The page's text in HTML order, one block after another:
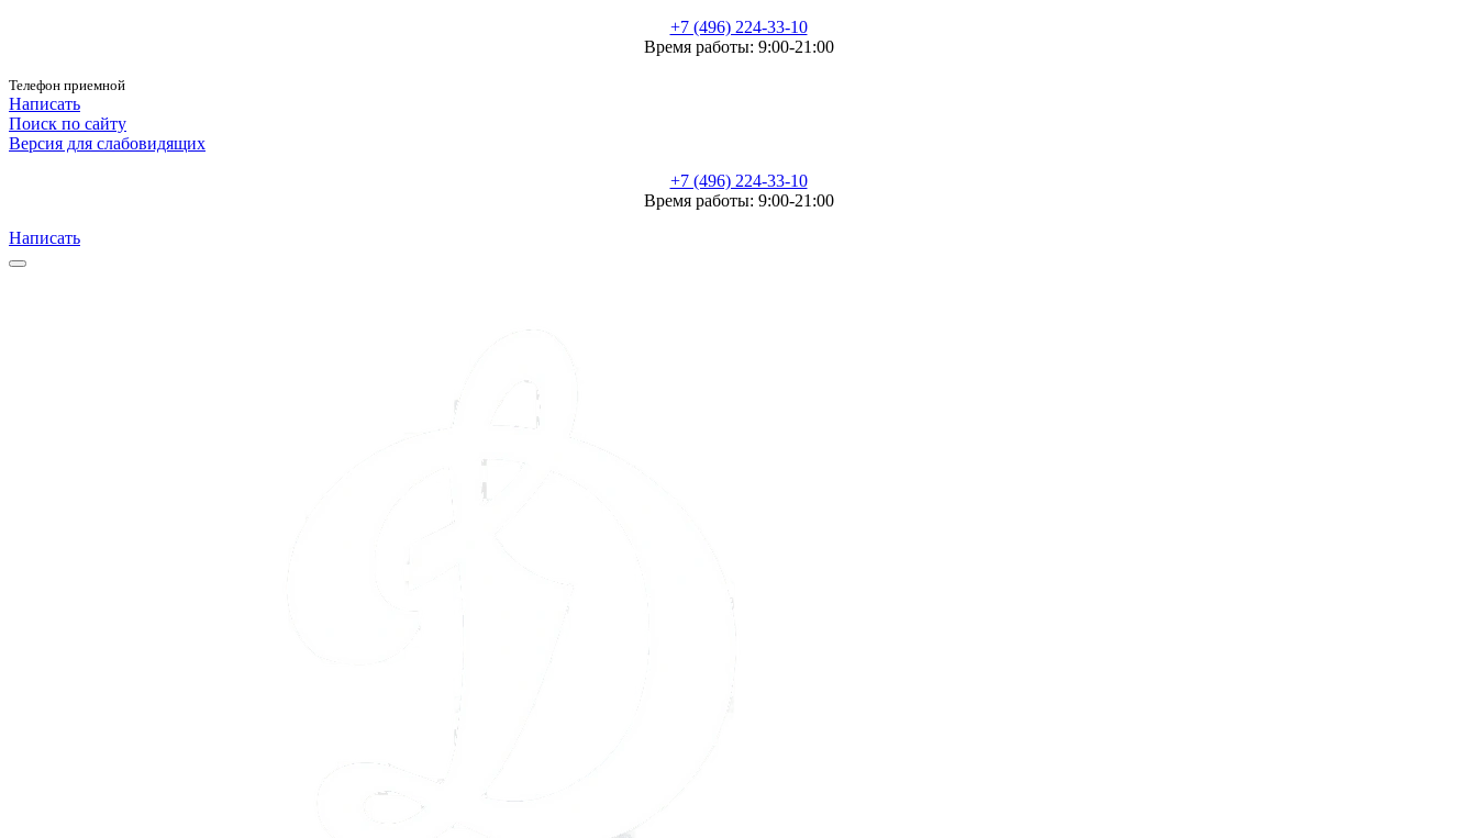
+7 (496) 224-33-10
Время работы: 9:00-21:00
Телефон приемной
Написать
Поиск по сайту
Версия для слабовидящих
+7 (496) 224-33-10
Время работы: 9:00-21:00
Написать